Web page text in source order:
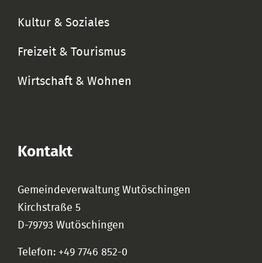
Kultur & Soziales
Freizeit & Tourismus
Wirtschaft & Wohnen
Kontakt
Gemeindeverwaltung Wutöschingen
Kirchstraße 5
D-79793 Wutöschingen
Telefon: +49 7746 852-0